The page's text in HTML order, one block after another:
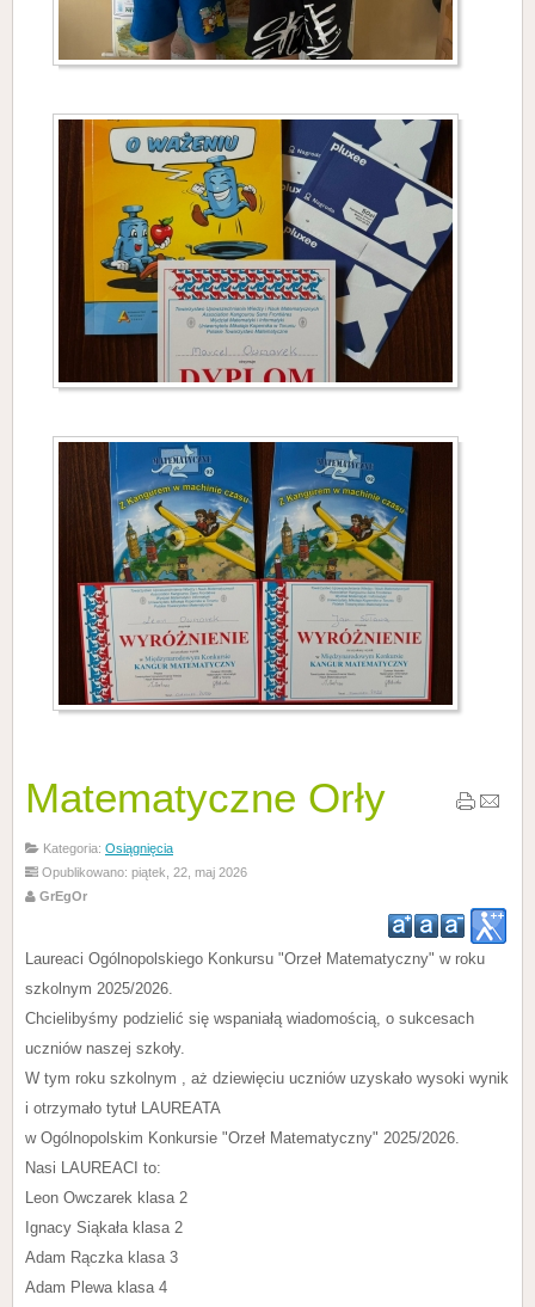
Matematyczne Orły
Kategoria: Osiągnięcia
Opublikowano: piątek, 22, maj 2026
GrEgOr
Laureaci Ogólnopolskiego Konkursu "Orzeł Matematyczny" w roku
szkolnym 2025/2026.
Chcielibyśmy podzielić się wspaniałą wiadomością, o sukcesach
uczniów naszej szkoły.
W tym roku szkolnym , aż dziewięciu uczniów uzyskało wysoki wynik
i otrzymało tytuł LAUREATA
w Ogólnopolskim Konkursie "Orzeł Matematyczny" 2025/2026.
Nasi LAUREACI to:
Leon Owczarek klasa 2
Ignacy Siąkała klasa 2
Adam Rączka klasa 3
Adam Plewa klasa 4